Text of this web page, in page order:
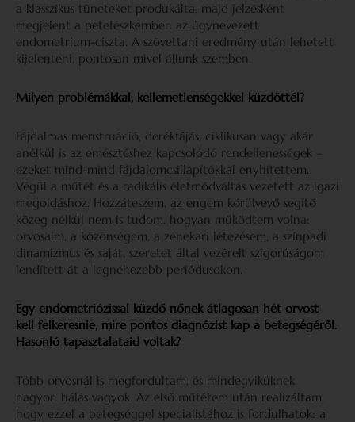
a klasszikus tüneteket produkálta, majd jelzésként
megjelent a petefészkemben az úgynevezett
endometrium-ciszta. A szövettani eredmény után lehetett
kijelenteni, pontosan mivel állunk szemben.
Milyen problémákkal, kellemetlenségekkel küzdöttél?
Fájdalmas menstruáció, derékfájás, ciklikusan vagy akár
anélkül is az emésztéshez kapcsolódó rendellenességek –
ezeket mind-mind fájdalomcsillapítókkal enyhítettem.
Végül a műtét és a radikális életmódváltás vezetett az igazi
megoldáshoz. Hozzáteszem, az engem körülvevő segítő
közeg nélkül nem is tudom, hogyan működtem volna:
orvosaim, a közönségem, a zenekari létezésem, a színpadi
dinamizmus és saját, szeretet által vezérelt szigorúságom
lendített át a legnehezebb periódusokon.
Egy endometriózissal küzdő nőnek átlagosan hét orvost
kell felkeresnie, mire pontos diagnózist kap a betegségéről.
Hasonló tapasztalataid voltak?
Több orvosnál is megfordultam, és mindegyiküknek
nagyon hálás vagyok. Az első műtétem után realizáltam,
hogy ezzel a betegséggel specialistához is fordulhatok: a